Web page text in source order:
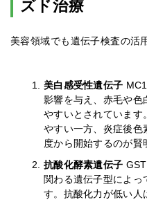
ズド治療
美容領域でも遺伝子検査の活
美白感受性遺伝子
影響を与え、赤毛や色
やすいとされています
やすい一方、炎症後色
度から開始するのが賢
抗酸化酵素遺伝子
関わる遺伝子型によっ
す。抗酸化力が低い人